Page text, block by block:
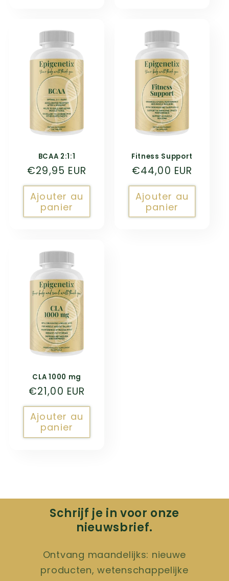
BCAA 2:1:1
Prix
habituel
€29,95 EUR
Ajouter au
panier
Fitness Support
Prix
habituel
€44,00 EUR
Ajouter au
panier
CLA 1000 mg
Prix
habituel
€21,00 EUR
Ajouter au
panier
Schrijf je in voor onze
nieuwsbrief.
Ontvang maandelijks: nieuwe
producten, wetenschappelijke